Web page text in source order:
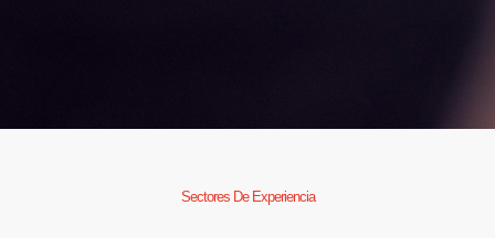
Sectores De Experiencia